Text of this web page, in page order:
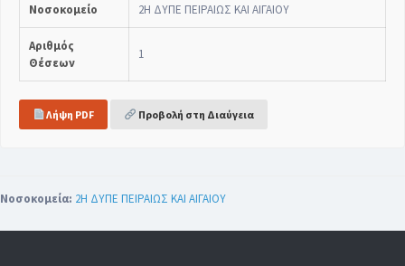
Νοσοκομείο 2Η ΔΥΠΕ ΠΕΙΡΑΙΩΣ ΚΑΙ ΑΙΓΑΙΟΥ
Αριθμός
Θέσεων
1
Λήψη PDF Προβολή στη Διαύγεια
Νοσοκομεία: 2Η ΔΥΠΕ ΠΕΙΡΑΙΩΣ ΚΑΙ ΑΙΓΑΙΟΥ